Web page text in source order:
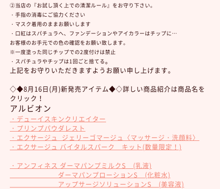
②当店の『お試し頂く上での清潔ルール』をお守り下さい。
・手指の消毒にご協力ください
・マスク着用のままお願いします
・口紅はスパチュラへ、ファンデーションやアイカラーはチップに…
お客様のお手元での色の確認をお願い致します。
※一度塗った同じチップでの2度付けは禁止
・スパチュラやチップは1回ごと捨てる。
上記をお守りいただきますようお願い申し上げます。
◇◆8月16日(月)新発売アイテム◆◇詳しい商品紹介は商品名を
クリック！
アルビオン
・デューイスキンクリエイター
・プリンプパウダレスト
・エクサージュ ジェリーゴマージュ〈マッサージ・洗顔料〉
・エクサージュ バイタルスパーク キット(数量限定！)
・アンフィネス ダーマパンプミルクS (乳液)
ダーマパンプローションS (化粧水)
アップサージソリューションS (美容液)